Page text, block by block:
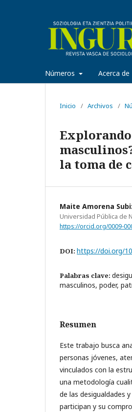
Números Acerca de
Inicio / Archivos /
la toma de
Maite Amorena
Universidad Pública de
https://orcid.org/0009-
DOI: https://doi.org/
Palabras clave:
masculinos, poder,
Resumen
Este trabajo busca
personas jóvenes,
vinculados con la
una metodología
de las desigualdades
participan y su